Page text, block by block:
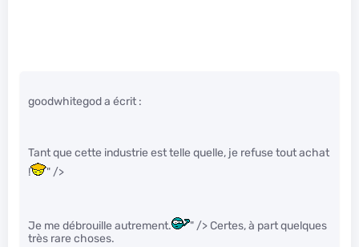
goodwhitegod a écrit :
Tant que cette industrie est telle quelle, je refuse tout achat
!
" />
Je me débrouille autrement.
" /> Certes, à part quelques
très rare choses.